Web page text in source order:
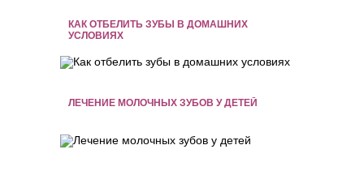
КАК ОТБЕЛИТЬ ЗУБЫ В ДОМАШНИХ
УСЛОВИЯХ
ЛЕЧЕНИЕ МОЛОЧНЫХ ЗУБОВ У ДЕТЕЙ